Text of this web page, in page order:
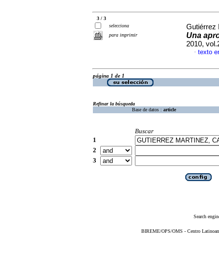
3 / 3
selecciona
para imprimir
Gutiérrez
Una
2010,
· texto
página 1 de 1
Refinar la búsqueda
Base de datos : article
Buscar
1
2
3
Search
BIREME/OPS/OMS - Centro